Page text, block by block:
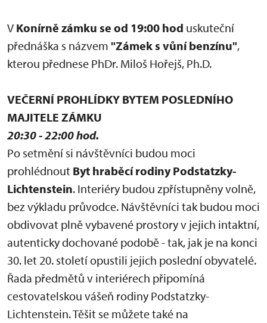
V Konírně zámku se od 19:00 hod uskuteční
přednáška s názvem "Zámek s vůní benzínu",
kterou přednese PhDr. Miloš Hořejš, Ph.D.
VEČERNÍ PROHLÍDKY BYTEM POSLEDNÍHO
MAJITELE ZÁMKU
20:30 - 22:00 hod.
Po setmění si návštěvníci budou moci
prohlédnout Byt hraběcí rodiny Podstatzky-
Lichtenstein. Interiéry budou zpřístupněny volně,
bez výkladu průvodce. Návštěvníci tak budou moci
obdivovat plně vybavené prostory v jejich intaktní,
autenticky dochované podobě - tak, jak je na konci
30. let 20. století opustili jejich poslední obyvatelé.
Řada předmětů v interiérech připomíná
cestovatelskou vášeň rodiny Podstatzky-
Lichtenstein. Těšit se můžete také na